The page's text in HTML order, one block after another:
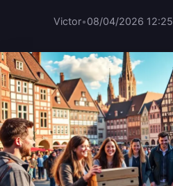
Victor•08/04/2026 12:25